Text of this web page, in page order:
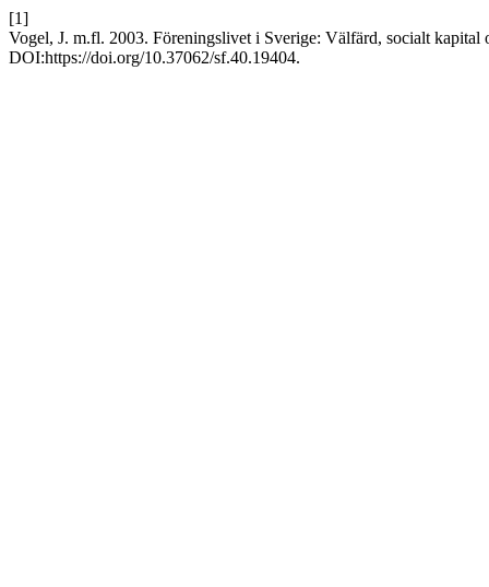
[1]
Vogel, J. m.fl. 2003. Föreningslivet i Sverige: Välfärd, socialt kapital
DOI:https://doi.org/10.37062/sf.40.19404.